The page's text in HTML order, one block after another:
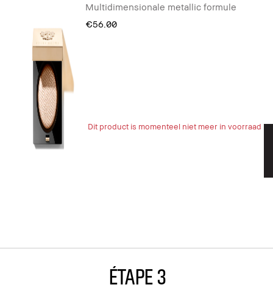
Multidimensionale metallic formule
€56.00
Dit product is momenteel niet meer in voorraad
ÉTAPE 3